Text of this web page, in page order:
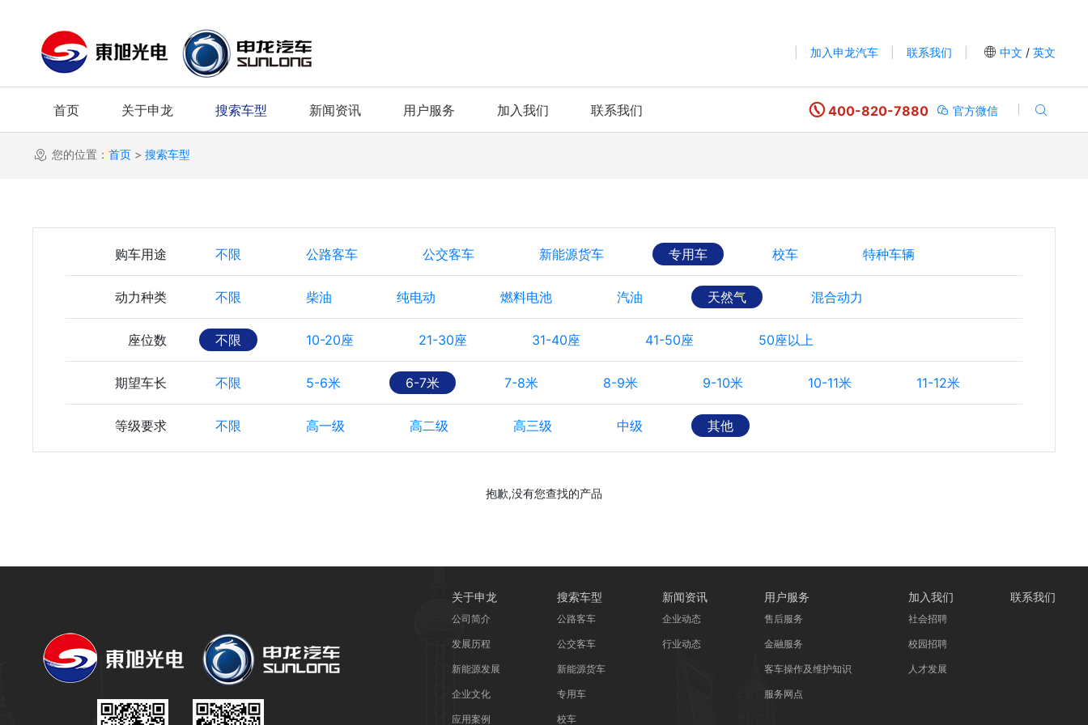
加入申龙汽车 联系我们 中文 / 英文
首页 关于申龙 搜索车型 新闻资讯 用户服务 加入我们 联系我们 400-820-7880 官方微信
您的位置： 首页 > 搜索车型
购车用途 不限 公路客车 公交客车 新能源货车 专用车 校车 特种车辆
动力种类 不限 柴油 纯电动 燃料电池 汽油 天然气 混合动力
座位数 不限 10-20座 21-30座 31-40座 41-50座 50座以上
期望车长 不限 5-6米 6-7米 7-8米 8-9米 9-10米 10-11米 11-12米
等级要求 不限 高一级 高二级 高三级 中级 其他
抱歉,没有您查找的产品
关于申龙
公司简介
发展历程
新能源发展
企业文化
应用案例
搜索车型
公路客车
公交客车
新能源货车
专用车
校车
新闻资讯
企业动态
行业动态
用户服务
售后服务
金融服务
客车操作及维护知识
服务网点
加入我们
社会招聘
校园招聘
人才发展
联系我们